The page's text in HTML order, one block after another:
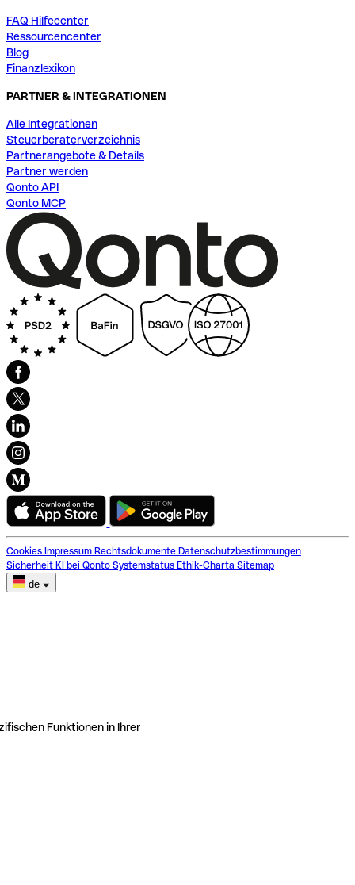
FAQ Hilfecenter
Ressourcencenter
Blog
Finanzlexikon
PARTNER & INTEGRATIONEN
Alle Integrationen
Steuerberaterverzeichnis
Partnerangebote & Details
Partner werden
Qonto API
Qonto MCP
Cookies Impressum Rechtsdokumente Datenschutzbestimmungen
Sicherheit KI bei Qonto Systemstatus Ethik-Charta Sitemap
de
Funktionen in Ihrer